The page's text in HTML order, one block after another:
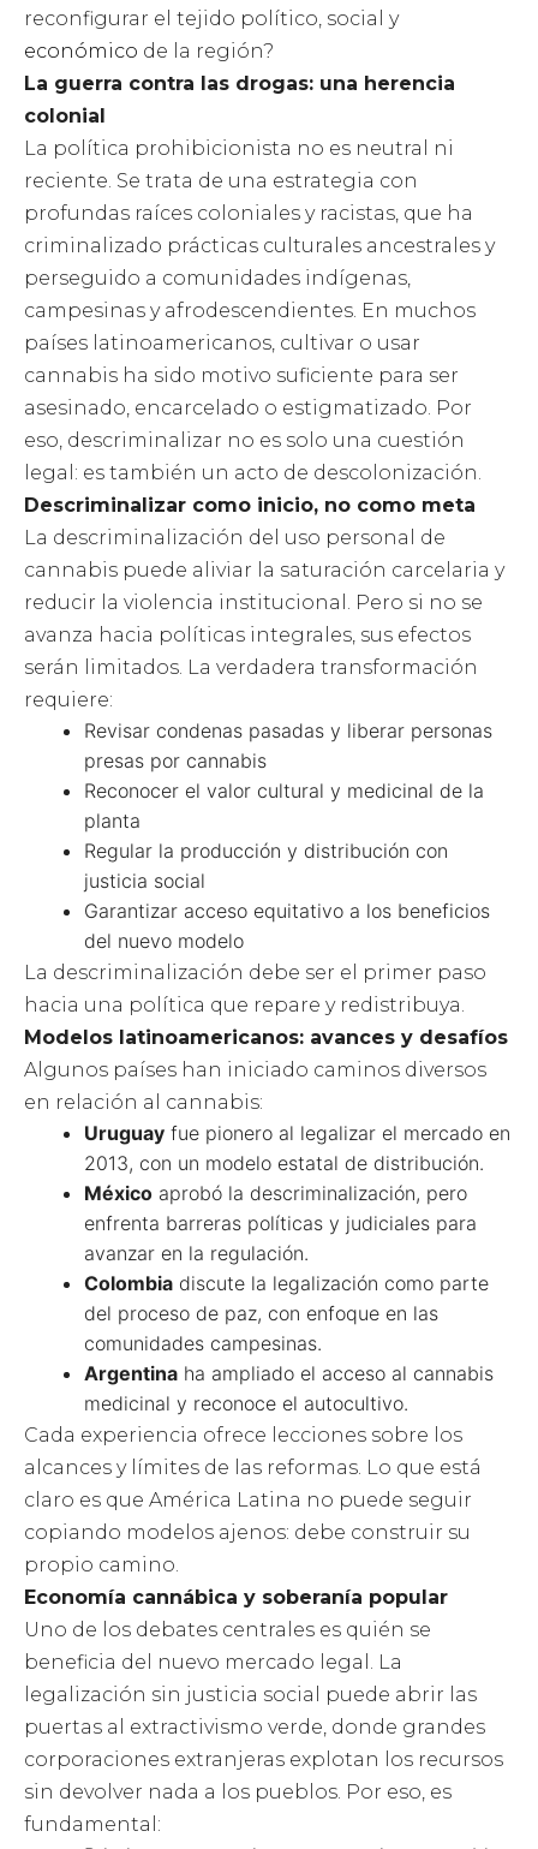
reconfigurar el tejido político, social y
económico de la región?
La guerra contra las drogas: una herencia
colonial
La política prohibicionista no es neutral ni
reciente. Se trata de una estrategia con
profundas raíces coloniales y racistas, que ha
criminalizado prácticas culturales ancestrales y
perseguido a comunidades indígenas,
campesinas y afrodescendientes. En muchos
países latinoamericanos, cultivar o usar
cannabis ha sido motivo suficiente para ser
asesinado, encarcelado o estigmatizado. Por
eso, descriminalizar no es solo una cuestión
legal: es también un acto de descolonización.
Descriminalizar como inicio, no como meta
La descriminalización del uso personal de
cannabis puede aliviar la saturación carcelaria y
reducir la violencia institucional. Pero si no se
avanza hacia políticas integrales, sus efectos
serán limitados. La verdadera transformación
requiere:
Revisar condenas pasadas y liberar personas
presas por cannabis
Reconocer el valor cultural y medicinal de la
planta
Regular la producción y distribución con
justicia social
Garantizar acceso equitativo a los beneficios
del nuevo modelo
La descriminalización debe ser el primer paso
hacia una política que repare y redistribuya.
Modelos latinoamericanos: avances y desafíos
Algunos países han iniciado caminos diversos
en relación al cannabis:
Uruguay fue pionero al legalizar el mercado en
2013, con un modelo estatal de distribución.
México aprobó la descriminalización, pero
enfrenta barreras políticas y judiciales para
avanzar en la regulación.
Colombia discute la legalización como parte
del proceso de paz, con enfoque en las
comunidades campesinas.
Argentina ha ampliado el acceso al cannabis
medicinal y reconoce el autocultivo.
Cada experiencia ofrece lecciones sobre los
alcances y límites de las reformas. Lo que está
claro es que América Latina no puede seguir
copiando modelos ajenos: debe construir su
propio camino.
Economía cannábica y soberanía popular
Uno de los debates centrales es quién se
beneficia del nuevo mercado legal. La
legalización sin justicia social puede abrir las
puertas al extractivismo verde, donde grandes
corporaciones extranjeras explotan los recursos
sin devolver nada a los pueblos. Por eso, es
fundamental: